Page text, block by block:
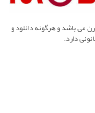
می باشد و هرگونه دانلود و
دارد.